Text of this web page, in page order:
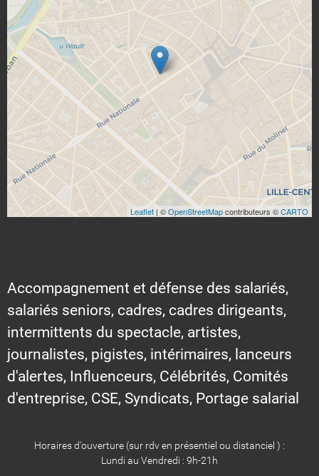
Leaflet | ©OpenStreetMapcontributeurs ©CARTO
Accompagnement et défense des salariés,
salariés seniors, cadres, cadres dirigeants,
intermittents du spectacle, artistes,
journalistes, pigistes, intérimaires, lanceurs
d'alertes, Influenceurs, Célébrités, Comités
d'entreprise, CSE, Syndicats, Portage salarial
Horaires d'ouverture (sur rdv en présentiel ou distanciel ) :
Lundi au Vendredi : 9h-21h